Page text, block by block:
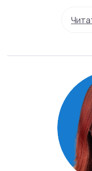
© 2015-2025 Mental
Политика
Договор